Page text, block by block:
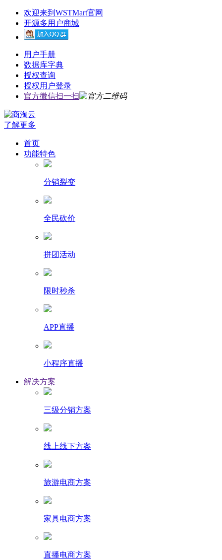
欢迎来到WSTMart官网
开源多用户商城
用户手册
数据库字典
授权查询
授权用户登录
官方微信扫一扫
了解更多
首页
功能特色
分销裂变
全民砍价
拼团活动
限时秒杀
APP直播
小程序直播
解决方案
三级分销方案
线上线下方案
旅游电商方案
家具电商方案
直播电商方案